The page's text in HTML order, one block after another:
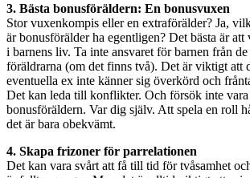
3. Bästa bonusföräldern: En bonusvuxen
Stor vuxenkompis eller en extraförälder? Ja,
är bonusförälder ha egentligen? Det bästa är att
i barnens liv. Ta inte ansvaret för barnen från
föräldrarna (om det finns två). Det är viktigt att
eventuella ex inte känner sig överkörd och
Det kan leda till konflikter. Och försök inte vara
bonusföräldern. Var dig själv. Att spela en roll
det är bara obekvämt.
4. Skapa frizoner för parrelationen
Det kan vara svårt att få till tid för tvåsamhet